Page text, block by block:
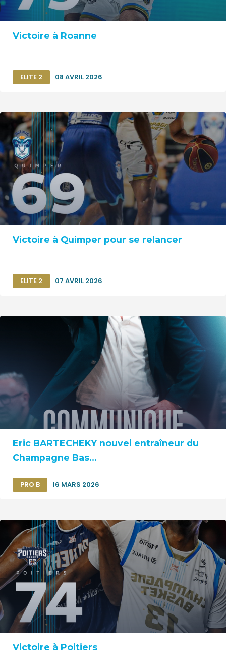
Victoire à Roanne
ELITE 2 08 AVRIL 2026
Victoire à Quimper pour se relancer
ELITE 2 07 AVRIL 2026
Eric BARTECHEKY nouvel entraîneur du
Champagne Bas...
PRO B 16 MARS 2026
Victoire à Poitiers